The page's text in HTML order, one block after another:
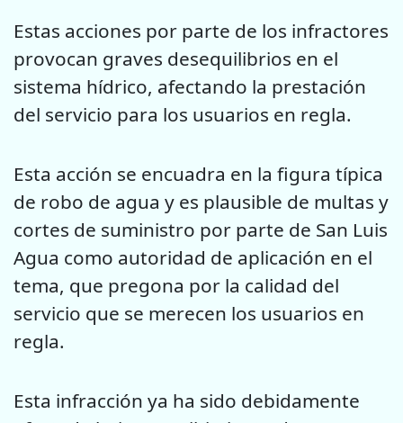
Estas acciones por parte de los infractores
provocan graves desequilibrios en el
sistema hídrico, afectando la prestación
del servicio para los usuarios en regla.
Esta acción se encuadra en la figura típica
de robo de agua y es plausible de multas y
cortes de suministro por parte de San Luis
Agua como autoridad de aplicación en el
tema, que pregona por la calidad del
servicio que se merecen los usuarios en
regla.
Esta infracción ya ha sido debidamente